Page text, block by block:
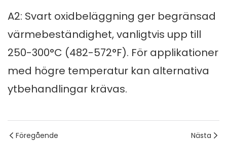
A2: Svart oxidbeläggning ger begränsad
värmebeständighet, vanligtvis upp till
250-300°C (482-572°F). För applikationer
med högre temperatur kan alternativa
ytbehandlingar krävas.
Föregående Nästa